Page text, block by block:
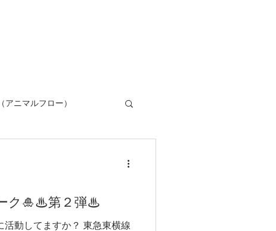
アニマルフロー）
ク🎍♨第２弾♨
活動してますか？ 東急東横線